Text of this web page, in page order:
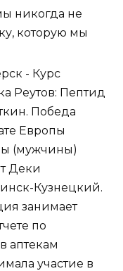
никогда не
которую мы
- Курс
Реутов: Пептид
Победа
Европы
(мужчины)
Деки
Кузнецкий.
занимает
по
аптекам
участие в